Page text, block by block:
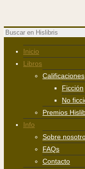
Inicio
Libros
Calificaciones
Ficción
No
Premios
Info
Sobre
FAQs
Contacto